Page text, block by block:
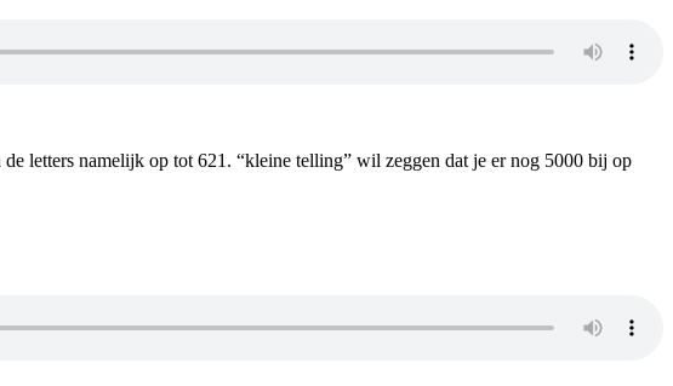
letters namelijk op tot 621. “kleine telling” wil zeggen dat je er nog 5000 bij op